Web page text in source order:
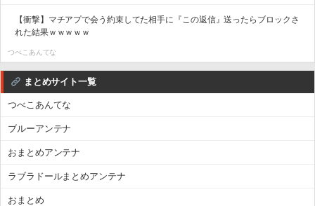
【衝撃】マチアプで会う約束してた相手に『この返信』送ったらブロックさ
れた結果ｗｗｗｗｗ
つべこあんてな
まとめサイト一覧
つべこあんてな
ブルーアンテナ
おまとめアンテナ
ラブラドールまとめアンテナ
おまとめ